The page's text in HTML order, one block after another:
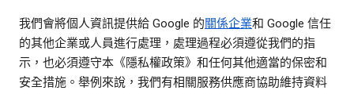
我們會將個人資訊提供給 Google 的關係企業和 Google 信任
的其他企業或人員進行處理，處理過程必須遵從我們的指
示，也必須遵守本《隱私權政策》和任何其他適當的保密和
安全措施。舉例來說，我們有相關服務供應商協助維持資料